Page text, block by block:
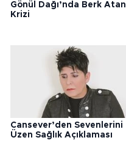
Gönül Dağı’nda Berk Atan
Krizi
Cansever’den Sevenlerini
Üzen Sağlık Açıklaması